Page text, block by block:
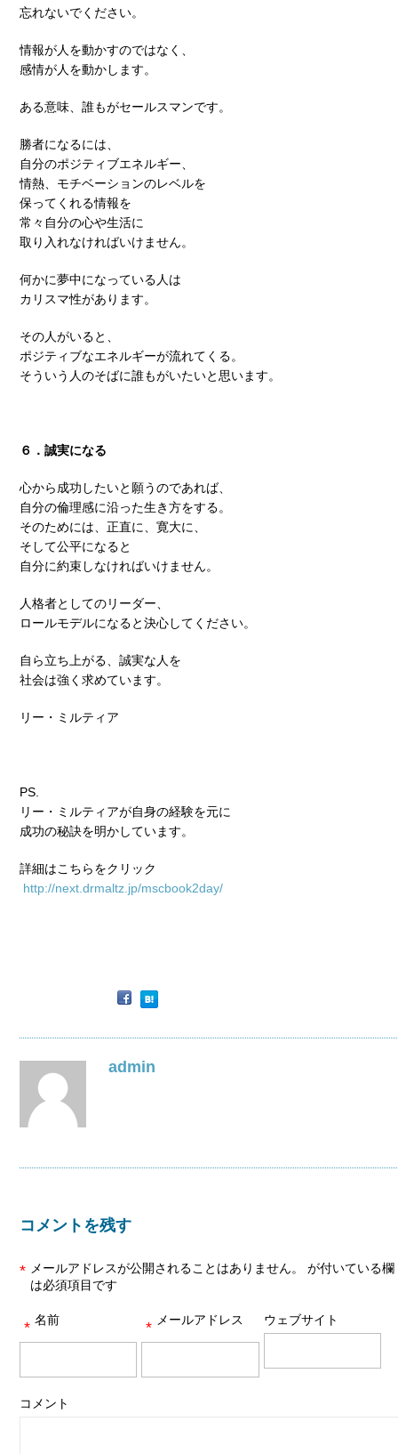
忘れないでください。
情報が人を動かすのではなく、
感情が人を動かします。
ある意味、誰もがセールスマンです。
勝者になるには、
自分のポジティブエネルギー、
情熱、モチベーションのレベルを
保ってくれる情報を
常々自分の心や生活に
取り入れなければいけません。
何かに夢中になっている人は
カリスマ性があります。
その人がいると、
ポジティブなエネルギーが流れてくる。
そういう人のそばに誰もがいたいと思います。
６．誠実になる
心から成功したいと願うのであれば、
自分の倫理感に沿った生き方をする。
そのためには、正直に、寛大に、
そして公平になると
自分に約束しなければいけません。
人格者としてのリーダー、
ロールモデルになると決心してください。
自ら立ち上がる、誠実な人を
社会は強く求めています。
リー・ミルティア
PS.
リー・ミルティアが自身の経験を元に
成功の秘訣を明かしています。
詳細はこちらをクリック
http://next.drmaltz.jp/mscbook2day/
admin
コメントを残す
メールアドレスが公開されることはありません。
*
が付いている欄
は必須項目です
名前
* メールアドレス
* ウェブサイト
コメント